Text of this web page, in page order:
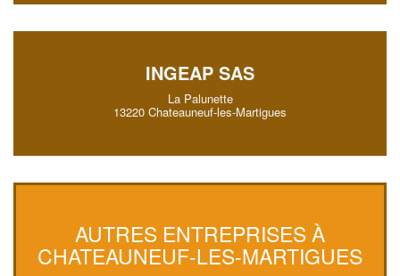
INGEAP SAS
La Palunette
13220 Chateauneuf-les-Martigues
AUTRES ENTREPRISES À
CHATEAUNEUF-LES-MARTIGUES